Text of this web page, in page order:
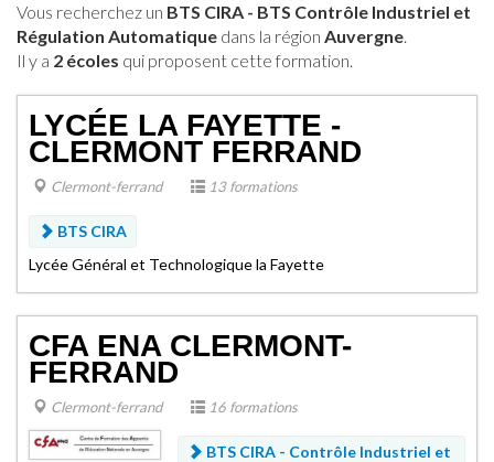
Vous recherchez un BTS CIRA - BTS Contrôle Industriel et
Régulation Automatique dans la région Auvergne.
Il y a 2 écoles qui proposent cette formation.
LYCÉE LA FAYETTE -
CLERMONT FERRAND
Clermont-ferrand 13 formations
BTS CIRA
Lycée Général et Technologique la Fayette
CFA ENA CLERMONT-
FERRAND
Clermont-ferrand 16 formations
BTS CIRA - Contrôle Industriel et